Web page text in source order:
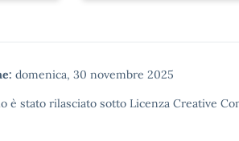
domenica, 30 novembre 2025
è stato rilasciato sotto Licenza Creative